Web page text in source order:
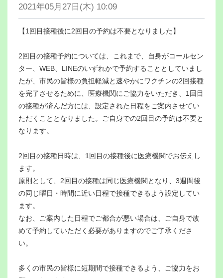
2021年05月27日(木) 10:09
【1回目接種後に2回目の予約は不要となりました】
2回目の接種予約については、これまで、自身がコールセン
ター、WEB、LINEのいずれかで予約することとしていまし
たが、市民の皆様の負担軽減と速やかにワクチンの2回接種
を完了させるために、医療機関にご協力をいただき、1回目
の接種が済んだ方には、設定された日程をご案内させてい
ただくこととなりました。ご自身での2回目の予約は不要と
なります。
2回目の接種日時は、1回目の接種後に医療機関でお伝えし
ます。
原則として、2回目の接種は同じ医療機関となり、3週間後
の同じ曜日・時間に近い日程で接種できるよう設定してい
ます。
なお、ご案内した日程でご都合が悪い場合は、ご自身で改
めて予約していただく必要がありますのでご了承くださ
い。
多くの市民の皆様に短期間で接種できるよう、ご協力をお